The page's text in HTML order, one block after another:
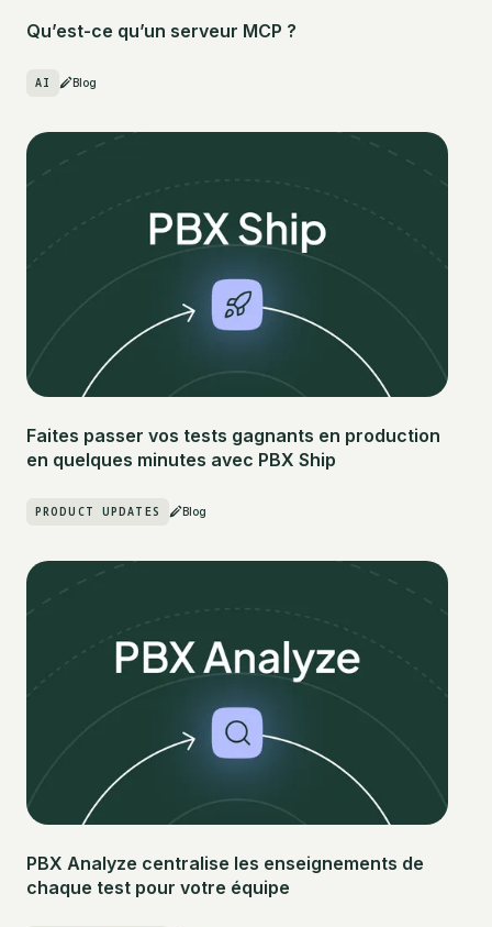
Qu’est-ce qu’un serveur MCP ?
AI Blog
Faites passer vos tests gagnants en production
en quelques minutes avec PBX Ship
PRODUCT UPDATES Blog
PBX Analyze centralise les enseignements de
chaque test pour votre équipe